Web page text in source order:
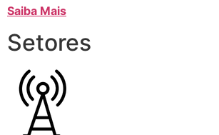
Saiba Mais
Setores